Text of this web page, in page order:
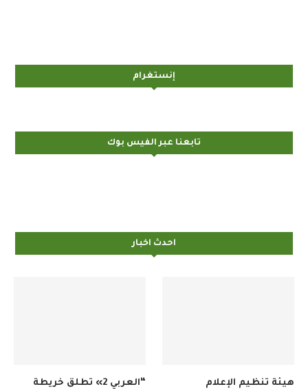
إنستغرام
تابعنا عبر الفيس بوك
احدث اخبار
“العربي 2» تطلق خريطة
هيئة تنظيم الإعلام